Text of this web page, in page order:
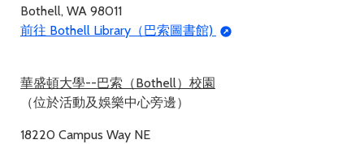
Bothell, WA 98011
前往 Bothell Library（巴索圖書館)
華盛頓大學--巴索（Bothell）校園
（位於活動及娛樂中心旁邊）
18220 Campus Way NE